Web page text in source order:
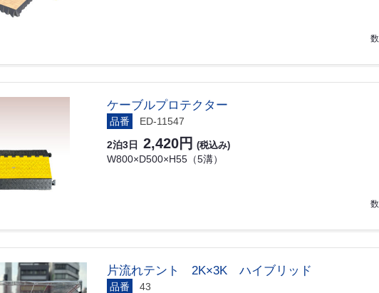
ケーブルプロテクター
品番 ED-11547
2泊3日 2,420円 (税込み)
W800×D500×H55（5溝）
片流れテント 2K×3K ハイブリッド
品番 43